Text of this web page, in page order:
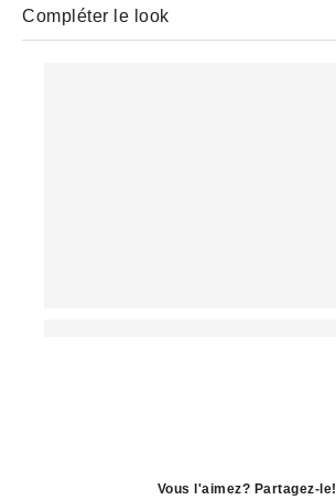
Compléter le look
Vous l'aimez? Partagez-le!